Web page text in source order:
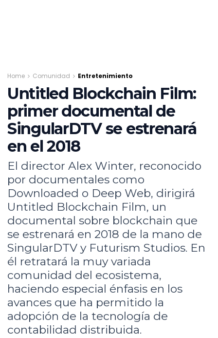
Home Comunidad Entretenimiento
Untitled Blockchain Film:
primer documental de
SingularDTV se estrenará
en el 2018
El director Alex Winter, reconocido
por documentales como
Downloaded o Deep Web, dirigirá
Untitled Blockchain Film, un
documental sobre blockchain que
se estrenará en 2018 de la mano de
SingularDTV y Futurism Studios. En
él retratará la muy variada
comunidad del ecosistema,
haciendo especial énfasis en los
avances que ha permitido la
adopción de la tecnología de
contabilidad distribuida.